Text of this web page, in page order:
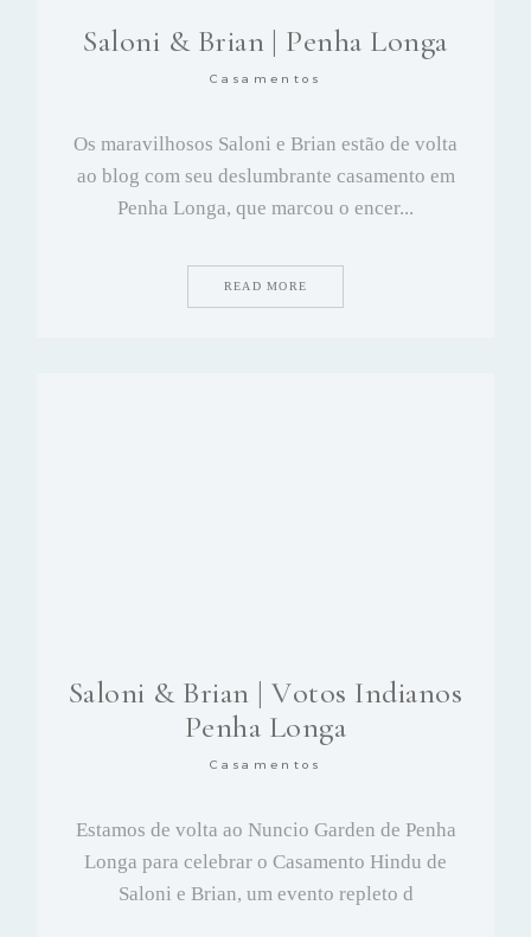
Saloni & Brian | Penha Longa
Casamentos
Os maravilhosos Saloni e Brian estão de volta
ao blog com seu deslumbrante casamento em
Penha Longa, que marcou o encer...
READ MORE
Saloni & Brian | Votos Indianos
Penha Longa
Casamentos
Estamos de volta ao Nuncio Garden de Penha
Longa para celebrar o Casamento Hindu de
Saloni e Brian, um evento repleto d